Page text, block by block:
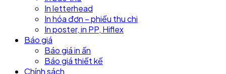
In letterhead
In hóa đơn – phiếu thu chi
In poster, in PP, Hiflex
Báo giá
Báo giá in ấn
Báo giá thiết kế
Chính sách